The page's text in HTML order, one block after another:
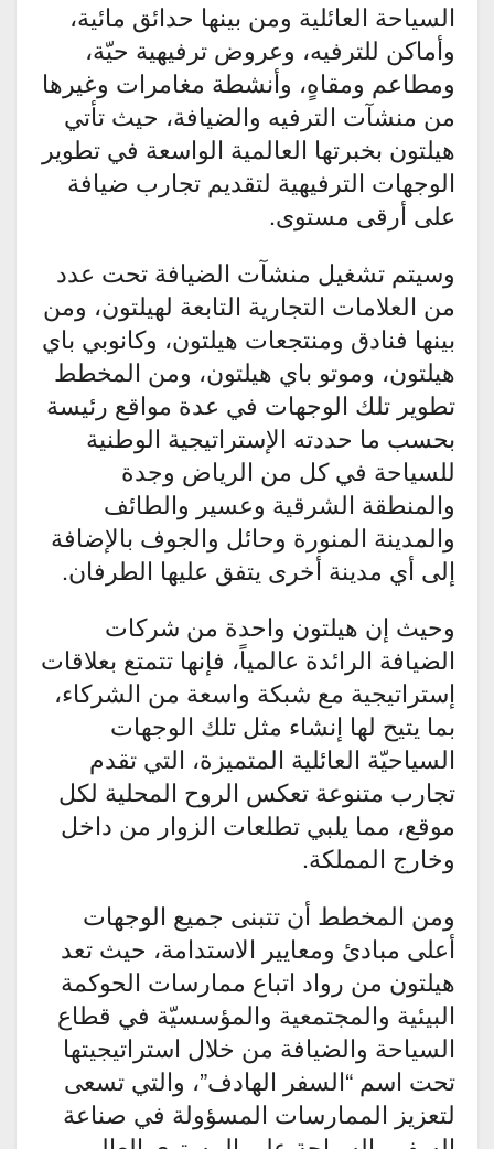
السياحة العائلية ومن بينها حدائق مائية،
وأماكن للترفيه، وعروض ترفيهية حيّة،
ومطاعم ومقاهٍ، وأنشطة مغامرات وغيرها
من منشآت الترفيه والضيافة، حيث تأتي
هيلتون بخبرتها العالمية الواسعة في تطوير
الوجهات الترفيهية لتقديم تجارب ضيافة
على أرقى مستوى.
وسيتم تشغيل منشآت الضيافة تحت عدد
من العلامات التجارية التابعة لهيلتون، ومن
بينها فنادق ومنتجعات هيلتون، وكانوبي باي
هيلتون، وموتو باي هيلتون، ومن المخطط
تطوير تلك الوجهات في عدة مواقع رئيسة
بحسب ما حددته الإستراتيجية الوطنية
للسياحة في كل من الرياض وجدة
والمنطقة الشرقية وعسير والطائف
والمدينة المنورة وحائل والجوف بالإضافة
إلى أي مدينة أخرى يتفق عليها الطرفان.
وحيث إن هيلتون واحدة من شركات
الضيافة الرائدة عالمياً، فإنها تتمتع بعلاقات
إستراتيجية مع شبكة واسعة من الشركاء،
بما يتيح لها إنشاء مثل تلك الوجهات
السياحيّة العائلية المتميزة، التي تقدم
تجارب متنوعة تعكس الروح المحلية لكل
موقع، مما يلبي تطلعات الزوار من داخل
وخارج المملكة.
ومن المخطط أن تتبنى جميع الوجهات
أعلى مبادئ ومعايير الاستدامة، حيث تعد
هيلتون من رواد اتباع ممارسات الحوكمة
البيئية والمجتمعية والمؤسسيّة في قطاع
السياحة والضيافة من خلال استراتيجيتها
تحت اسم “السفر الهادف”، والتي تسعى
لتعزيز الممارسات المسؤولة في صناعة